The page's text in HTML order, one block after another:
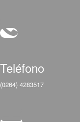
Teléfono
(0264) 4283517